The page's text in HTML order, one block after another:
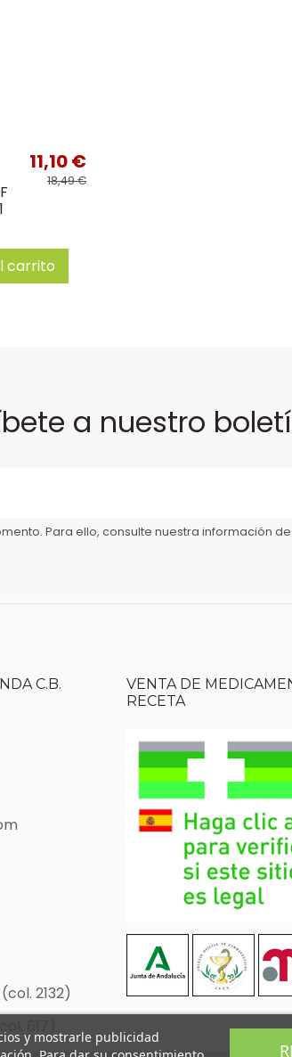
11,10 €
18,49 €
carrito
a nuestro
Para ello, consulte nuestra información
C.B.
2132)
VENTA DE
RECETA
y mostrarle publicidad